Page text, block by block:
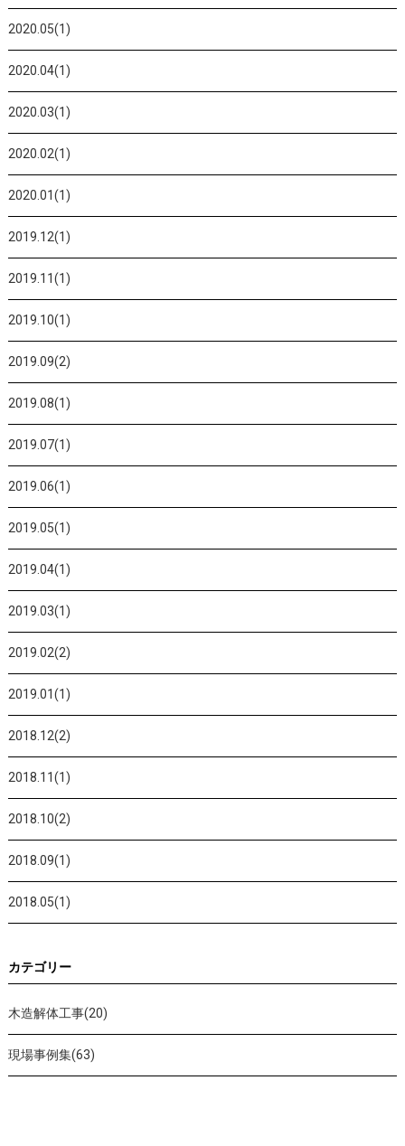
2020.05(1)
2020.04(1)
2020.03(1)
2020.02(1)
2020.01(1)
2019.12(1)
2019.11(1)
2019.10(1)
2019.09(2)
2019.08(1)
2019.07(1)
2019.06(1)
2019.05(1)
2019.04(1)
2019.03(1)
2019.02(2)
2019.01(1)
2018.12(2)
2018.11(1)
2018.10(2)
2018.09(1)
2018.05(1)
カテゴリー
木造解体工事(20)
現場事例集(63)